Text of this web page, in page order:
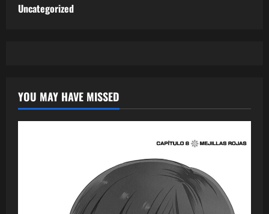
Uncategorized
YOU MAY HAVE MISSED